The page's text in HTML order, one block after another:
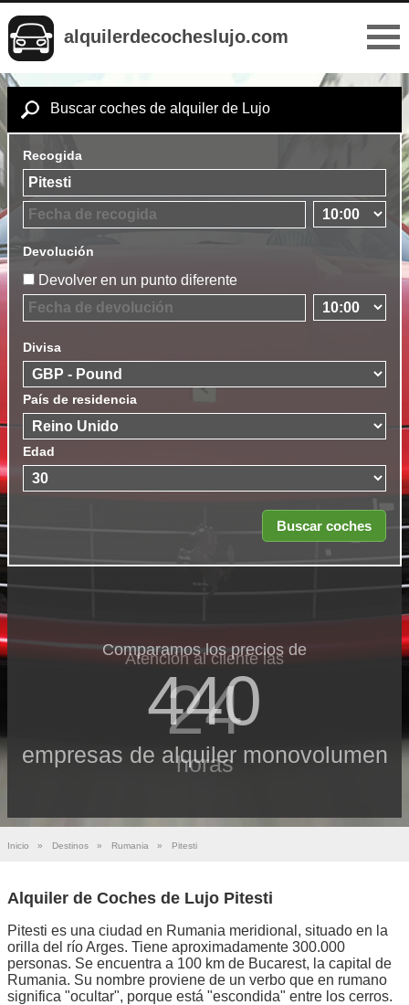
alquilerdecocheslujo.com
Buscar coches de alquiler de Lujo
Recogida
Devolución
Devolver en un punto diferente
Divisa
País de residencia
Edad
Comparamos los precios de
440
empresas de alquiler monovolumen
Atención al cliente las
24
horas
Inicio » Destinos » Rumania » Pitesti
Alquiler de Coches de Lujo Pitesti
Pitesti es una ciudad en Rumania meridional, situado en la
orilla del río Arges. Tiene aproximadamente 300.000
personas. Se encuentra a 100 km de Bucarest, la capital de
Rumania. Su nombre proviene de un verbo que en rumano
significa "ocultar", porque está "escondida" entre los cerros.